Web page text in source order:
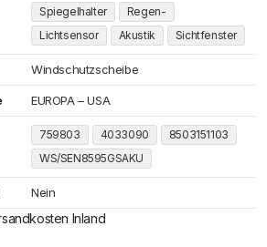
Spiegelhalter
Regen-
Lichtsensor
Akustik Sichtfenster
Windschutzscheibe
EUROPA – USA
759803 4033090
8503151103
WS/SEN8595GSAKU
Nein
Inland